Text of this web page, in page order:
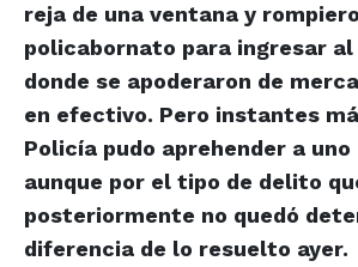
reja de una ventana y
policabornato para ingresar
donde se apoderaron de
en efectivo. Pero instantes
Policía pudo aprehender a
aunque por el tipo de delito
posteriormente no quedó
diferencia de lo resuelto ayer.